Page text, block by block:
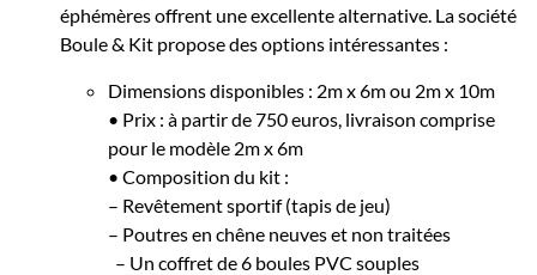
éphémères offrent une excellente alternative. La société
Boule & Kit propose des options intéressantes :
Dimensions disponibles : 2m x 6m ou 2m x 10m
• Prix : à partir de 750 euros, livraison comprise
pour le modèle 2m x 6m
• Composition du kit :
– Revêtement sportif (tapis de jeu)
– Poutres en chêne neuves et non traitées
– Un coffret de 6 boules PVC souples